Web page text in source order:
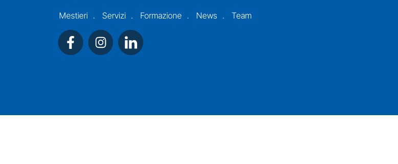
Mestieri Servizi Formazione News Team